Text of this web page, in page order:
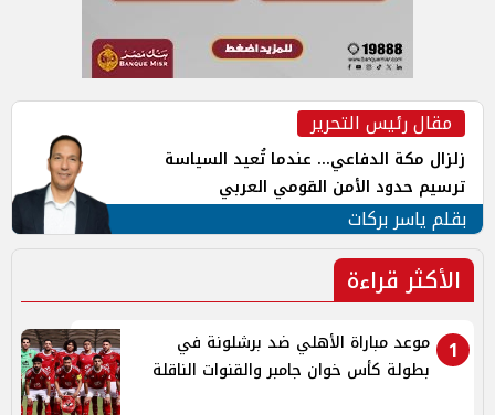
مقال رئيس التحرير
زلزال مكة الدفاعي... عندما تُعيد السياسة
ترسيم حدود الأمن القومي العربي
بقلم ياسر بركات
الأكثر قراءة
1
موعد مباراة الأهلي ضد برشلونة في
بطولة كأس خوان جامبر والقنوات الناقلة